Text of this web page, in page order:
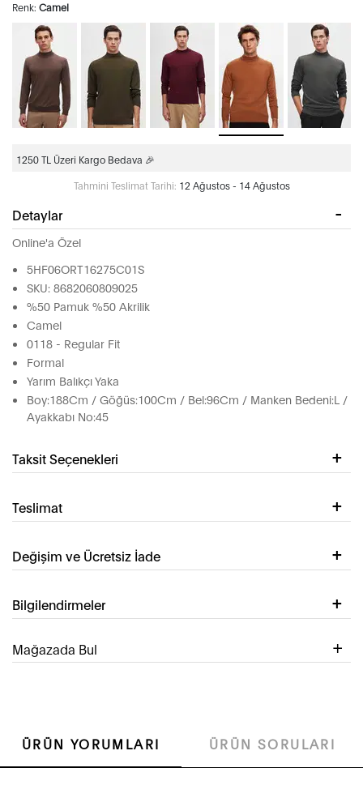
Renk: Camel
1250 TL Üzeri Kargo Bedava 🎉
Tahmini Teslimat Tarihi: 12 Ağustos - 14 Ağustos
Detaylar
Online'a Özel
5HF06ORT16275C01S
SKU: 8682060809025
%50 Pamuk %50 Akrilik
Camel
0118 - Regular Fit
Formal
Yarım Balıkçı Yaka
Boy:188Cm / Göğüs:100Cm / Bel:96Cm / Manken Bedeni:L /
Ayakkabı No:45
Taksit Seçenekleri
Teslimat
Değişim ve Ücretsiz İade
Bilgilendirmeler
Mağazada Bul
ÜRÜN YORUMLARI ÜRÜN SORULARI